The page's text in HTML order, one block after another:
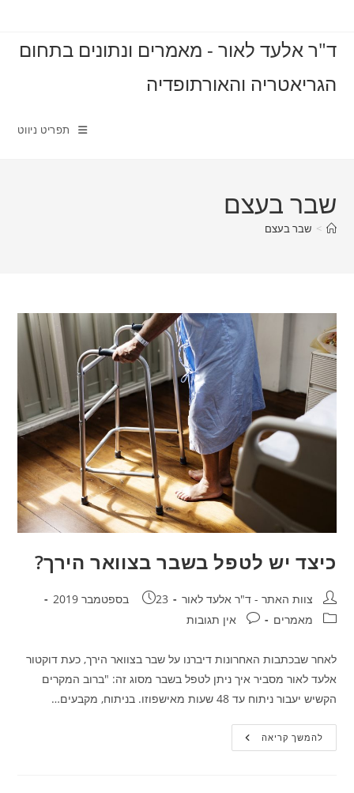
content
ד"ר אלעד לאור - מאמרים ונתונים בתחום
הגריאטריה והאורתופדיה
תפריט ניווט
שבר בעצם
> שבר בעצם
כיצד יש לטפל בשבר בצוואר הירך?
מחבר:צוות האתר - ד"ר אלעד לאור פורסם:
23 בספטמבר 2019
קטגוריה:מאמרים תגובות:אין תגובות
לאחר שבכתבות האחרונות דיברנו על שבר בצוואר הירך, כעת דוקטור
אלעד לאור מסביר איך ניתן לטפל בשבר מסוג זה: "ברוב המקרים
הקשיש יעבור ניתוח עד 48 שעות מאישפוזו. בניתוח, מקבעים…
להמשך קריאהכיצד
יש